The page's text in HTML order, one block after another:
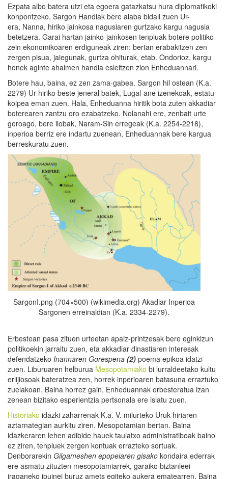
Ezpata albo batera utzi eta egoera gatazkatsu hura diplomatikoki
konpontzeko, Sargon Handiak bere alaba bidali zuen Ur-
era, Nanna, hiriko jainkosa nagusiaren gurtzako kargu nagusia
betetzera. Garai hartan jainko-jainkosen tenpluak botere politiko
zein ekonomikoaren erdiguneak ziren: bertan erabakitzen zen
zergen pisua, jaiegunak, gurtza ohiturak, etab. Ondorioz, kargu
honek aginte ahalmen handia esleitzen zion Enheduannari.
Botere hau, baina, ez zen zama-gabea. Sargon hil ostean (K.a.
2279) Ur hiriko beste jeneral batek, Lugal-ane izenekoak, estatu
kolpea eman zuen. Hala, Enheduanna hiritik bota zuten akkadiar
boterearen zantzu oro ezabatzeko. Nolanahi ere, zenbait urte
geroago, bere ilobak, Naram-Sin erregeak (K.a. 2254-2218),
inperioa berriz ere indartu zuenean, Enheduannak bere kargua
berreskuratu zuen.
SargonI.png (704×500) (wikimedia.org) Akadiar Inperioa
Sargonen erreinaldian (K.a. 2334-2279).
Erbestean pasa zituen urteetan apaiz-printzesak bere eginkizun
politikoekin jarraitu zuen, eta akkadiar dinastiaren interesak
defendatzeko Inannaren Gorespena (2) poema epikoa idatzi
zuen. Liburuaren helburua Mesopotamiako bi lurraldeetako kultu
erlijiosoak bateratzea zen, horrek inperioaren batasuna erraztuko
zuelakoan. Baina horrez gain, Enheduannak erbesteratua izan
zenean bizitako esperientzia pertsonala ere islatu zuen.
Historiako idazki zaharrenak K.a. V. milurteko Uruk hiriaren
aztarnategian aurkitu ziren. Mesopotamian bertan. Baina
idazkeraren lehen adibide hauek taulatxo administratiboak baino
ez ziren, tenpluek zergen kontuak errazteko sortuak.
Denborarekin Gilgameshen epopeiaren gisako kondaira ederrak
ere asmatu zituzten mesopotamiarrek, garaiko biztanleei
iraganeko ipuinei buruz amets egiteko aukera ematearren. Baina